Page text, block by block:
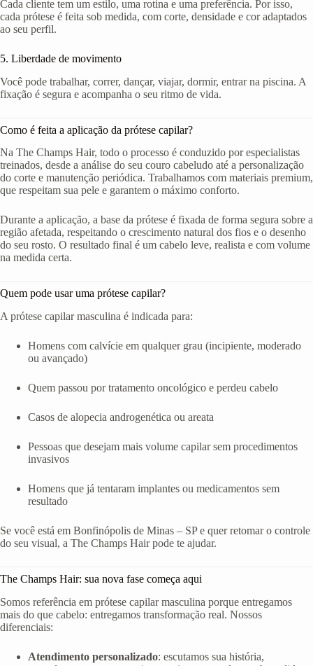
Cada cliente tem um estilo, uma rotina e uma preferência. Por isso,
cada prótese é feita sob medida, com corte, densidade e cor adaptados
ao seu perfil.
5. Liberdade de movimento
Você pode trabalhar, correr, dançar, viajar, dormir, entrar na piscina. A
fixação é segura e acompanha o seu ritmo de vida.
Como é feita a aplicação da prótese capilar?
Na The Champs Hair, todo o processo é conduzido por especialistas
treinados, desde a análise do seu couro cabeludo até a personalização
do corte e manutenção periódica. Trabalhamos com materiais premium,
que respeitam sua pele e garantem o máximo conforto.
Durante a aplicação, a base da prótese é fixada de forma segura sobre a
região afetada, respeitando o crescimento natural dos fios e o desenho
do seu rosto. O resultado final é um cabelo leve, realista e com volume
na medida certa.
Quem pode usar uma prótese capilar?
A prótese capilar masculina é indicada para:
Homens com calvície em qualquer grau (incipiente, moderado
ou avançado)
Quem passou por tratamento oncológico e perdeu cabelo
Casos de alopecia androgenética ou areata
Pessoas que desejam mais volume capilar sem procedimentos
invasivos
Homens que já tentaram implantes ou medicamentos sem
resultado
Se você está em Bonfinópolis de Minas – SP e quer retomar o controle
do seu visual, a The Champs Hair pode te ajudar.
The Champs Hair: sua nova fase começa aqui
Somos referência em prótese capilar masculina porque entregamos
mais do que cabelo: entregamos transformação real. Nossos
diferenciais:
Atendimento personalizado: escutamos sua história,